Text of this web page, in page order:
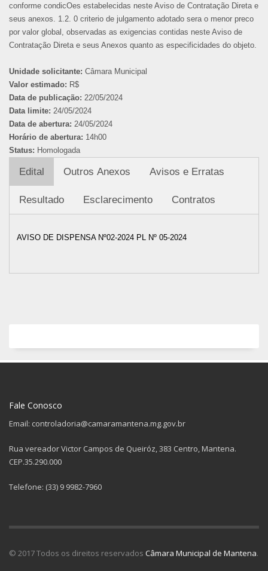
conforme condicOes estabelecidas neste Aviso de Contratação Direta e
seus anexos. 1.2. 0 criterio de julgamento adotado sera o menor preco
por valor global, observadas as exigencias contidas neste Aviso de
Contratação Direta e seus Anexos quanto as especificidades do objeto.
Unidade solicitante: Câmara Municipal
Valor estimado: R$
Data de publicação: 22/05/2024
Data limite: 24/05/2024
Data de abertura: 24/05/2024
Horário de abertura: 14h00
Status: Homologada
Edital Outros Anexos Avisos e Erratas
Resultado Esclarecimento Contratos
AVISO DE DISPENSA Nº02-2024 PL Nº 05-2024
Fale Conosco
Email: controladoria@camaramantena.mg.gov.br
Rua vereador Victor Campos de Queiróz, 383 Centro, Mantena.
CEP.35.290.000
Telefone: (33) 9 9982-7960
© 2017 Todos os direitos reservados Câmara Municipal de Mantena.